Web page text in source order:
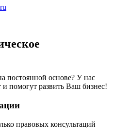
постоянной основе? У нас
помогут развить Ваш бизнес!
правовых консультаций